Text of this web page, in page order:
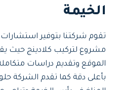
الخيمة
تقوم شركتنا بتوفير
مشروع لتركيب كلادينج حيث
الموقع وتقديم دراسات
بأعلى دقة كما تقدم الشركة